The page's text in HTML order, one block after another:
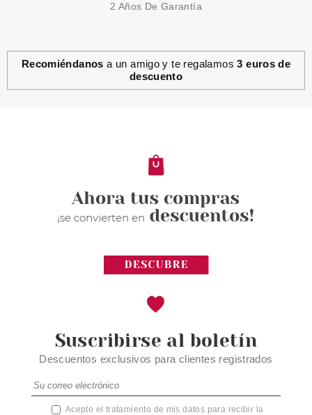
2 Años De Garantía
Recomiéndanos a un amigo y te regalamos3 euros de
descuento
Suscribirse al boletín
Descuentos exclusivos para clientes registrados
Acepto el tratamiento de mis datos para recibir la